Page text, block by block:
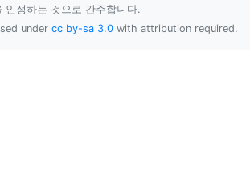
인정하는 것으로 간주합니다.
under cc by-sa 3.0 with attribution required.